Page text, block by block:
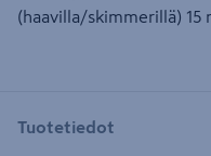
(haavilla/skimmerillä) 15
Tuotetiedot